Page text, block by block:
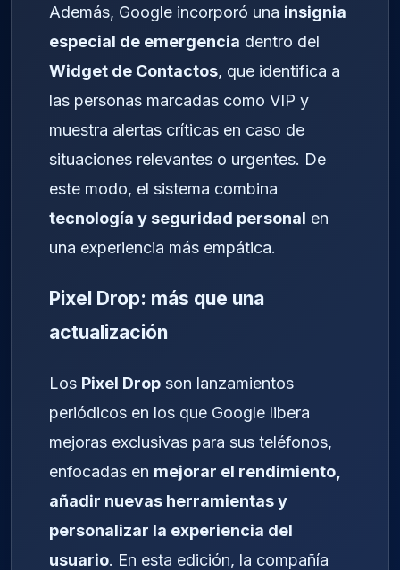
Además, Google incorporó una insignia
especial de emergencia dentro del
Widget de Contactos, que identifica a
las personas marcadas como VIP y
muestra alertas críticas en caso de
situaciones relevantes o urgentes. De
este modo, el sistema combina
tecnología y seguridad personal en
una experiencia más empática.
Pixel Drop: más que una
actualización
Los Pixel Drop son lanzamientos
periódicos en los que Google libera
mejoras exclusivas para sus teléfonos,
enfocadas en mejorar el rendimiento,
añadir nuevas herramientas y
personalizar la experiencia del
usuario. En esta edición, la compañía